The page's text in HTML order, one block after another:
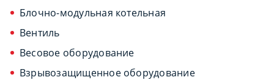
Блочно-модульная котельная
Вентиль
Весовое оборудование
Взрывозащищенное оборудование